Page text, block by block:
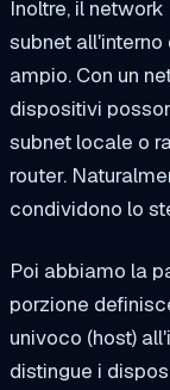
Inoltre, il
subnet
ampio. Con un
dispositivi
subnet locale o
router.
condividono lo
Poi abbiamo la
porzione
univoco (host)
distingue i